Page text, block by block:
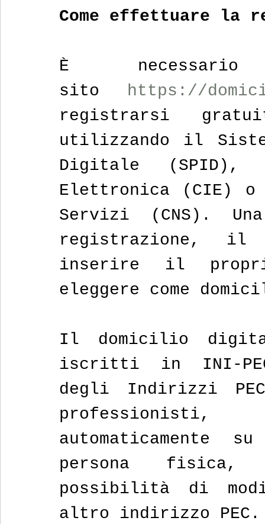
Come effettuare la
È
sito https://
registrarsi
utilizzando il
Digitale (SPID),
Elettronica (CIE) o
Servizi (CNS).
registrazione, il
inserire il
eleggere come
Il domicilio
iscritti in INI-
degli Indirizzi
automaticamente
persona
possibilità di
altro indirizzo PEC.